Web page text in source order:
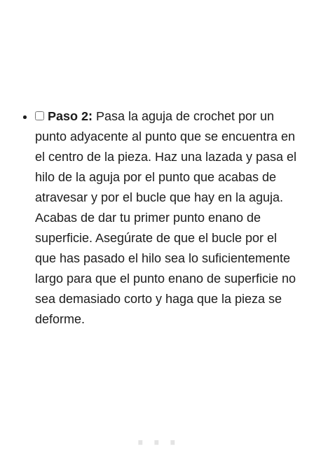
Paso 2: Pasa la aguja de crochet por un
punto adyacente al punto que se encuentra en
el centro de la pieza. Haz una lazada y pasa el
hilo de la aguja por el punto que acabas de
atravesar y por el bucle que hay en la aguja.
Acabas de dar tu primer punto enano de
superficie. Asegúrate de que el bucle por el
que has pasado el hilo sea lo suficientemente
largo para que el punto enano de superficie no
sea demasiado corto y haga que la pieza se
deforme.